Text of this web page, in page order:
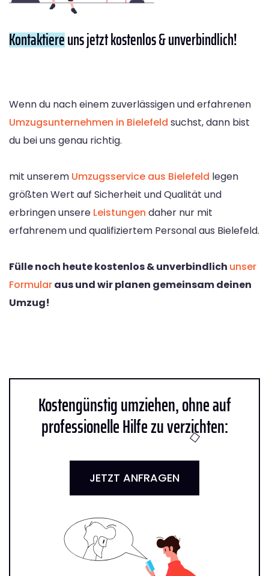
Kontaktiereuns jetzt kostenlos & unverbindlich!
Wenn du nach einem zuverlässigen und erfahrenen
Umzugsunternehmen in Bielefeld suchst, dann bist
du bei uns genau richtig.
mit unserem Umzugsservice aus Bielefeld legen
größten Wert auf Sicherheit und Qualität und
erbringen unsere Leistungen daher nur mit
erfahrenem und qualifiziertem Personal aus Bielefeld.
Fülle noch heute kostenlos & unverbindlich unser
Formularaus und wir planen gemeinsam deinen
Umzug!
Kostengünstig umziehen, ohne auf
professionelle Hilfe zu verzichten:
JETZT ANFRAGEN